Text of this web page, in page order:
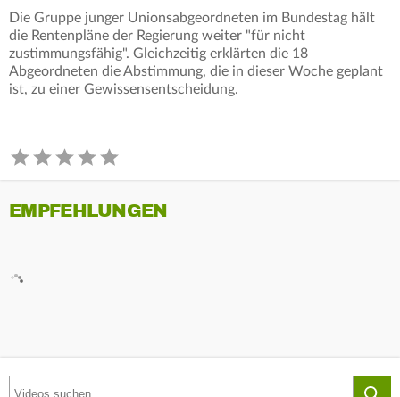
Die Gruppe junger Unionsabgeordneten im Bundestag hält
die Rentenpläne der Regierung weiter "für nicht
zustimmungsfähig". Gleichzeitig erklärten die 18
Abgeordneten die Abstimmung, die in dieser Woche geplant
ist, zu einer Gewissensentscheidung.
EMPFEHLUNGEN